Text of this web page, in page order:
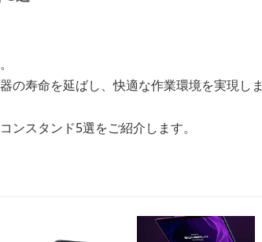
の寿命を延ばし、快適な作業環境を実現しま
スタンド5選をご紹介します。